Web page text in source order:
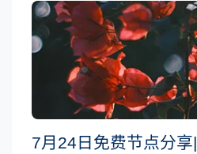
7月24日免费节点分享